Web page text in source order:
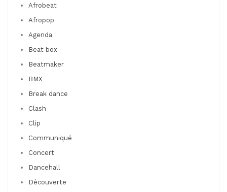
Afrobeat
Afropop
Agenda
Beat box
Beatmaker
BMX
Break dance
Clash
Clip
Communiqué
Concert
Dancehall
Découverte